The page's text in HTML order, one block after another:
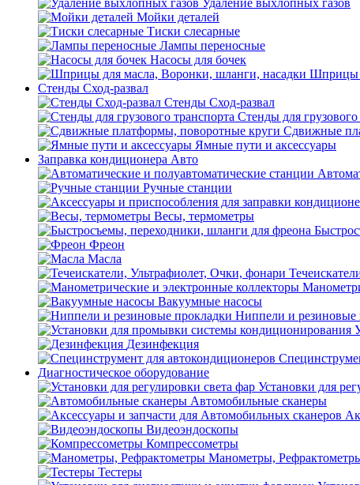
Удаление выхлопных газов
Мойки деталей
Тиски слесарные
Лампы переносные
Насосы для бочек
Шприцы
Стенды Сход-развал
Стенды Сход-развал
Стенды для грузового
Сдвижные
Ямные пути и аксессуары
Заправка кондиционера Авто
Ручные станции
Весы, термометры
Фреон
Масла
Вакуумные насосы
Ниппели и резиновые
Дезинфекция
Диагностическое оборудование
Установки для
Автомобильные сканеры
Видеоэндоскопы
Компрессометры
Манометры,
Тестеры